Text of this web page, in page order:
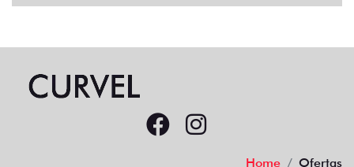
Home Ofertas